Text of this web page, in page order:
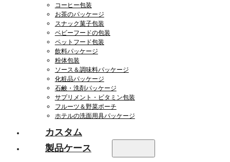
コーヒー包装
お茶のパッケージ
スナック菓子包装
ベビーフードの包装
ペットフード包装
飲料パッケージ
粉体包装
ソース＆調味料パッケージ
化粧品パッケージ
石鹸・洗剤パッケージ
サプリメント・ビタミン包装
フルーツ＆野菜ポーチ
ホテルの洗面用具パッケージ
カスタム
製品ケース